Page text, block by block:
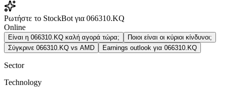
Ρωτήστε το StockBot για 066310.KQ
Online
Είναι η 066310.KQ καλή αγορά τώρα;
Ποιοι είναι οι κύριοι κίνδυνοι;
Σύγκρινε 066310.KQ vs AMD
Earnings outlook για 066310.KQ
Sector
Technology